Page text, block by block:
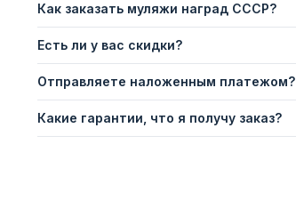
Как заказать муляжи наград СССР?
Есть ли у вас скидки?
Отправляете наложенным платежом?
Какие гарантии, что я получу заказ?